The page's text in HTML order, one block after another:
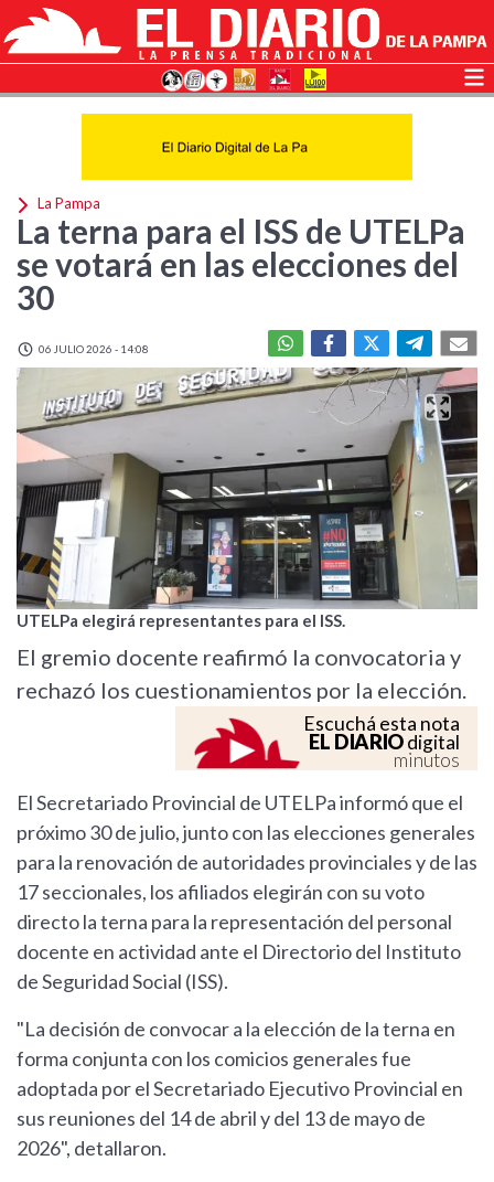
La Pampa
La terna para el ISS de UTELPa
se votará en las elecciones del
30
06 JULIO 2026 - 14:08
UTELPa elegirá representantes para el ISS.
El gremio docente reafirmó la convocatoria y
rechazó los cuestionamientos por la elección.
Escuchá esta nota
EL DIARIOdigital
minutos
El Secretariado Provincial de UTELPa informó que el
próximo 30 de julio, junto con las elecciones generales
para la renovación de autoridades provinciales y de las
17 seccionales, los afiliados elegirán con su voto
directo la terna para la representación del personal
docente en actividad ante el Directorio del Instituto
de Seguridad Social (ISS).
"La decisión de convocar a la elección de la terna en
forma conjunta con los comicios generales fue
adoptada por el Secretariado Ejecutivo Provincial en
sus reuniones del 14 de abril y del 13 de mayo de
2026", detallaron.